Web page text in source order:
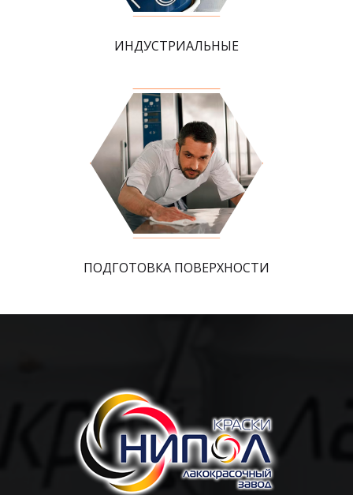
ИНДУСТРИАЛЬНЫЕ
ПОДГОТОВКА ПОВЕРХНОСТИ